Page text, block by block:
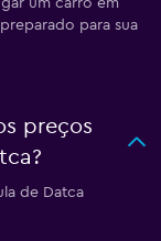
um carro em
para sua
preços
de Datca